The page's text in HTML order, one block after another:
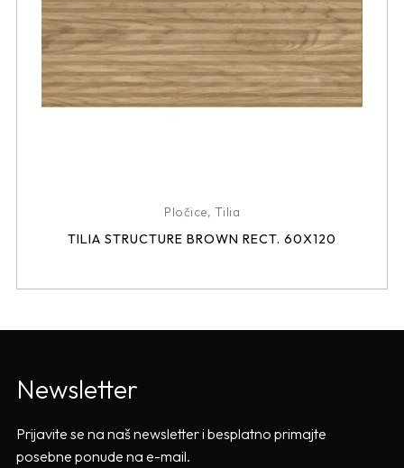
Pločice, Tilia
TILIA STRUCTURE BROWN RECT. 60X120
Newsletter
Prijavite se na naš newsletter i besplatno primajte
posebne ponude na e-mail.